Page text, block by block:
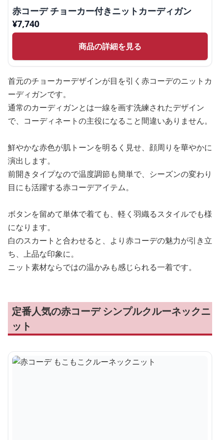
赤コーデ チョーカー付きニットカーディガン
¥7,740
商品の詳細を見る
首元のチョーカーデザインが目を引く赤コーデのニットカ
ーディガンです。
通常のカーディガンとは一線を画す洗練されたデザイン
で、コーディネートの主役になること間違いありません。
鮮やかな赤色が肌トーンを明るく見せ、顔周りを華やかに
演出します。
前開きタイプなので温度調節も簡単で、シーズンの変わり
目にも活躍する赤コーデアイテム。
ボタンを留めて単体で着ても、軽く羽織るスタイルでも様
になります。
白のスカートと合わせると、より赤コーデの魅力が引き立
ち、上品な印象に。
ニット素材ならではの温かみも感じられる一着です。
定番人気の赤コーデ シンプルクルーネックニ
ット